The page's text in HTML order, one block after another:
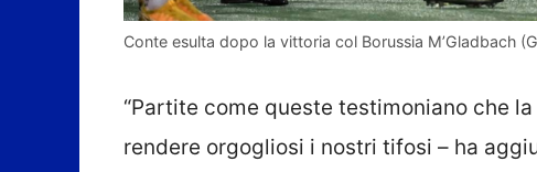
Conte esulta dopo la vittoria col Borussia M’Gladbach
“Partite come queste testimoniano che
rendere orgogliosi i nostri tifosi – ha